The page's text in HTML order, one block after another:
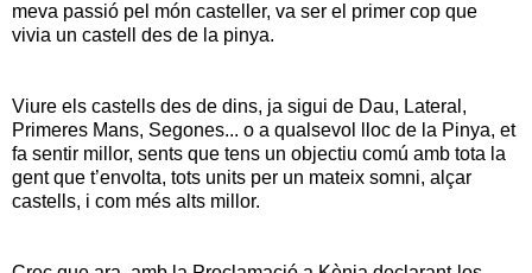
meva passió pel món casteller, va ser el primer cop que
vivia un castell des de la pinya.
Viure els castells des de dins, ja sigui de Dau, Lateral,
Primeres Mans, Segones... o a qualsevol lloc de la Pinya, et
fa sentir millor, sents que tens un objectiu comú amb tota la
gent que t’envolta, tots units per un mateix somni, alçar
castells, i com més alts millor.